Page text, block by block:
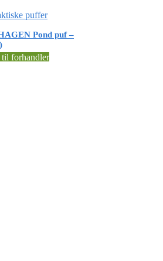
puffer
Pond puf –
til forhandler